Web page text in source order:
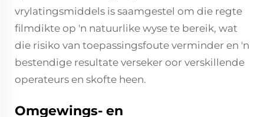
vrylatingsmiddels is saamgestel om die regte
filmdikte op 'n natuurlike wyse te bereik, wat
die risiko van toepassingsfoute verminder en 'n
bestendige resultate verseker oor verskillende
operateurs en skofte heen.
Omgewings- en